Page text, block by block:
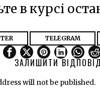
в курсі
TELEGRAM
ЗАЛИШИТИ
will not be published.